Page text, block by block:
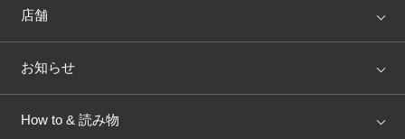
トピックス
WACOAL
AMPHI une nana cool
店舗
店舗を探す
お知らせ
新着情報
How to & 読み物